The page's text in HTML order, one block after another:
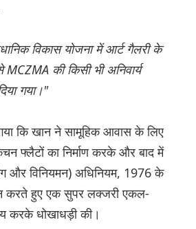
विकास योजना में आर्ट गैलरी के
की किसी भी अनिवार्य
गया।"
कि खान ने सामूहिक आवास के लिए
फ्लैटों का निर्माण करके और बाद में
और विनियमन) अधिनियम, 1976 के
करते हुए एक सुपर लक्जरी एकल-
करके धोखाधड़ी की।